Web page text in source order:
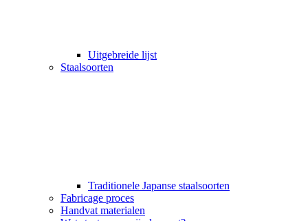
Uitgebreide lijst
Staalsoorten
Traditionele Japanse staalsoorten
Fabricage proces
Handvat materialen